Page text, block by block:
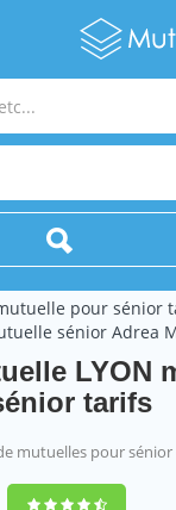
pour sénior
sénior Adrea
LYON
tarifs
mutuelles pour sénior